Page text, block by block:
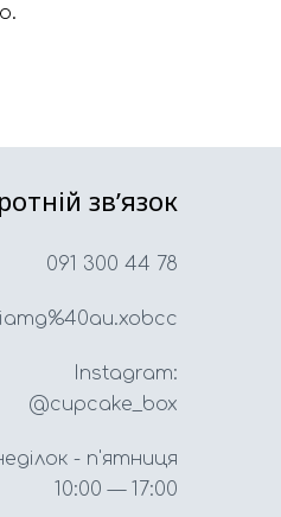
звʼязок
091 300 44 78
Instagram:
@cupcake_box
- п'ятниця
10:00 — 17:00